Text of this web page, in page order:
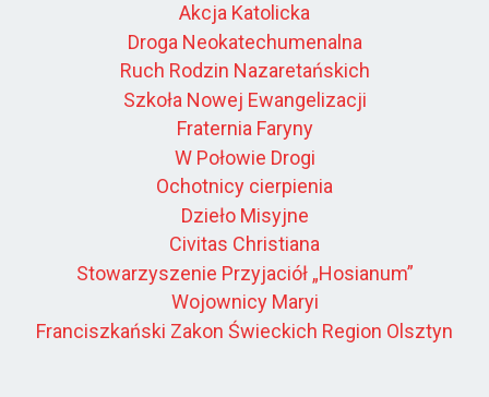
Akcja Katolicka
Droga Neokatechumenalna
Ruch Rodzin Nazaretańskich
Szkoła Nowej Ewangelizacji
Fraternia Faryny
W Połowie Drogi
Ochotnicy cierpienia
Dzieło Misyjne
Civitas Christiana
Stowarzyszenie Przyjaciół „Hosianum”
Wojownicy Maryi
Franciszkański Zakon Świeckich Region Olsztyn